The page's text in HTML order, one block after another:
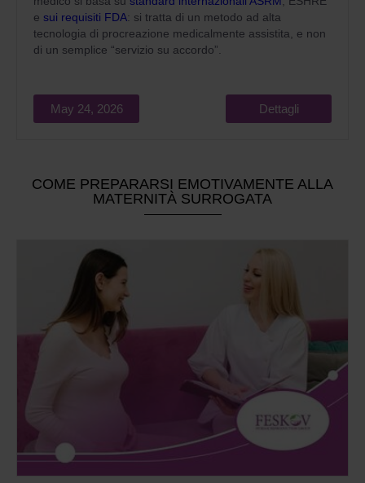
e sui requisiti FDA: si tratta di un metodo ad alta
tecnologia di procreazione medicalmente assistita, e non
di un semplice “servizio su accordo”.
May 24, 2026 Dettagli
COME PREPARARSI EMOTIVAMENTE ALLA
MATERNITÀ SURROGATA